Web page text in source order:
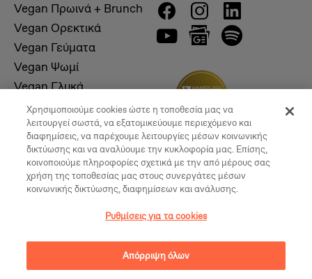
Vegan Πρωινά + Brunch
Vegan Ορεκτικά
Vegan Γεύματα
Vegan Ψωμί
Vegan Γλυκά
Ρυθμίσεις για τα cookies
Χρησιμοποιούμε cookies ώστε η τοποθεσία μας να
λειτουργεί σωστά, να εξατομικεύουμε περιεχόμενο και
διαφημίσεις, να παρέχουμε λειτουργίες μέσων κοινωνικής
δικτύωσης και να αναλύουμε την κυκλοφορία μας. Επίσης,
κοινοποιούμε πληροφορίες σχετικά με την από μέρους σας
χρήση της τοποθεσίας μας στους συνεργάτες μέσων
κοινωνικής δικτύωσης, διαφημίσεων και ανάλυσης.
Ρυθμίσεις για τα cookies
Απόρριψη όλων